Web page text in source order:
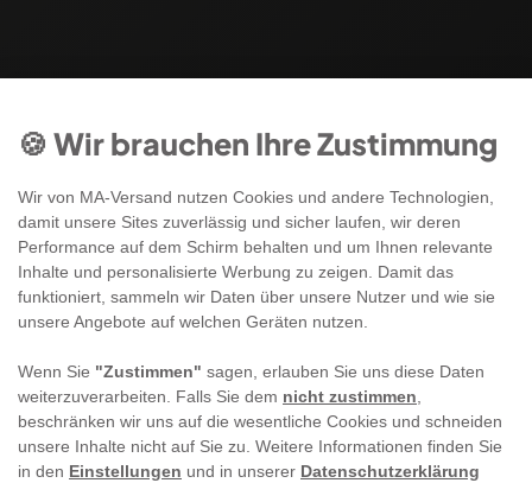
🍪 Wir brauchen Ihre Zustimmung
Wir von MA-Versand nutzen Cookies und andere Technologien,
damit unsere Sites zuverlässig und sicher laufen, wir deren
Performance auf dem Schirm behalten und um Ihnen relevante
Inhalte und personalisierte Werbung zu zeigen. Damit das
funktioniert, sammeln wir Daten über unsere Nutzer und wie sie
unsere Angebote auf welchen Geräten nutzen.
Wenn Sie "Zustimmen" sagen, erlauben Sie uns diese Daten
weiterzuverarbeiten. Falls Sie dem nicht zustimmen
beschränken wir uns auf die wesentliche Cookies und schneiden
unsere Inhalte nicht auf Sie zu. Weitere Informationen finden Sie
in den Einstellungen und in unserer Datenschutzerklärung